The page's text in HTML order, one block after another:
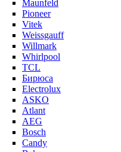
Maunfeld
Pioneer
Vitek
Weissgauff
Willmark
Whirlpool
TCL
Бирюса
Electrolux
ASKO
Atlant
AEG
Bosch
Candy